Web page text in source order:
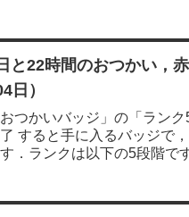
と22時間のおつかい，
日）
おつかいバッジ」の「ラン
すると手に入るバッジで
す．ランクは以下の5